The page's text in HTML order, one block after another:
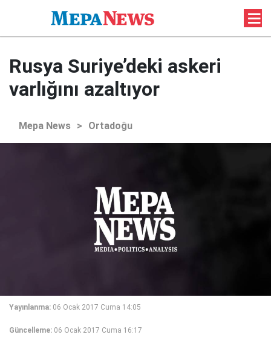
Rusya Suriye’deki askeri
varlığını azaltıyor
Mepa News > Ortadoğu
Yayınlanma: 06 Ocak 2017 Cuma 14:05
Güncelleme: 06 Ocak 2017 Cuma 16:17